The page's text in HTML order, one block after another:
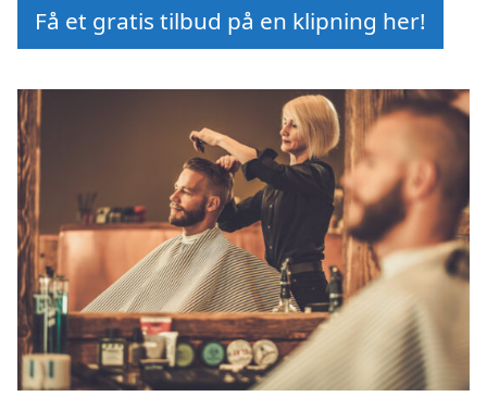
Få et gratis tilbud på en klipning her!